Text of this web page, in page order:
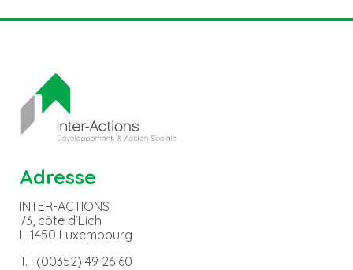
Adresse
INTER-ACTIONS
73, côte d’Eich
L-1450 Luxembourg
T. : (00352) 49 26 60